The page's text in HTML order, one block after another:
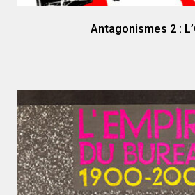
Antagonismes 2 :